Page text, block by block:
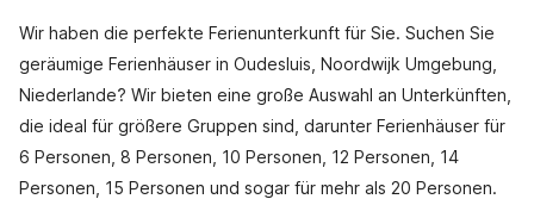
Wir haben die perfekte Ferienunterkunft für Sie. Suchen Sie
geräumige Ferienhäuser in Oudesluis, Noordwijk Umgebung,
Niederlande? Wir bieten eine große Auswahl an Unterkünften,
die ideal für größere Gruppen sind, darunter Ferienhäuser für
6 Personen, 8 Personen, 10 Personen, 12 Personen, 14
Personen, 15 Personen und sogar für mehr als 20 Personen.